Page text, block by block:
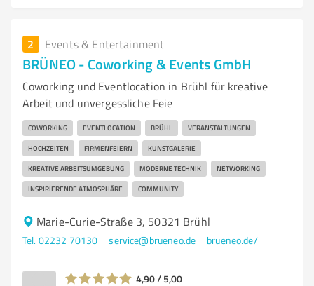
2 Events & Entertainment
BRÜNEO - Coworking & Events GmbH
Coworking und Eventlocation in Brühl für kreative
Arbeit und unvergessliche Feie
COWORKING EVENTLOCATION BRÜHL VERANSTALTUNGEN
HOCHZEITEN FIRMENFEIERN KUNSTGALERIE
KREATIVE ARBEITSUMGEBUNG MODERNE TECHNIK NETWORKING
INSPIRIERENDE ATMOSPHÄRE COMMUNITY
Marie-Curie-Straße 3, 50321 Brühl
Tel. 02232 70130 service@brueneo.de brueneo.de/
4,90 / 5,00